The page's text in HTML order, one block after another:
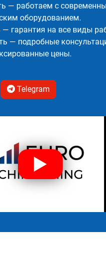
— работаем с
оборудованием.
гарантия на все виды
— подробные
цены.
Telegram